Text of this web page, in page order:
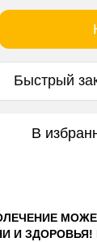
Быстрый
В
И ЗДОРОВЬЯ!